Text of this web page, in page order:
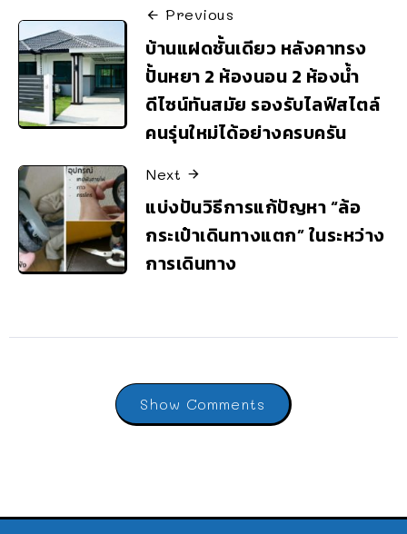
Previous
บ้านแฝดชั้นเดียว หลังคาทรง
ปั้นหยา 2 ห้องนอน 2 ห้องน้ำ
ดีไซน์ทันสมัย รองรับไลฟ์สไตล์
คนรุ่นใหม่ได้อย่างครบครัน
Next
แบ่งปันวิธีการแก้ปัญหา “ล้อ
กระเป๋าเดินทางแตก” ในระหว่าง
การเดินทาง
Show Comments